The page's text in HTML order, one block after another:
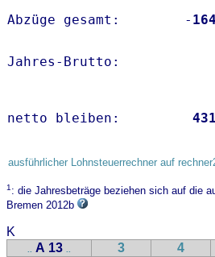
Abzüge gesamt:        -
Jahres-
netto bleiben:
ausführlicher Lohnsteuerrechner auf
1: die Jahresbeträge beziehen sich auf die
Bremen 2012b
K
.. A 13 .. 3 4